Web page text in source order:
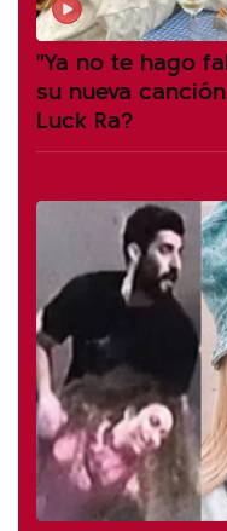
"Ya no te hago
su nueva
Luck Ra?